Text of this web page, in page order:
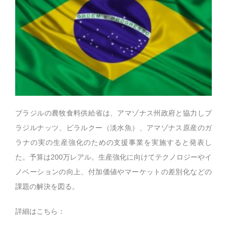
ブラジルの農牧食料供給省は、アマゾナス州政府と協力しブ
ラジルナッツ、ピラルクー（淡水魚）、アマゾナス原産のガ
ラナの実の生産強化のための支援事業を実施すると発表し
た。予算は200万レアル。生産強化に向けてテクノロジーやイ
ノベーションの向上、付加価値やマーケットの差別化などの
課題の解決を図る。
詳細はこちら：